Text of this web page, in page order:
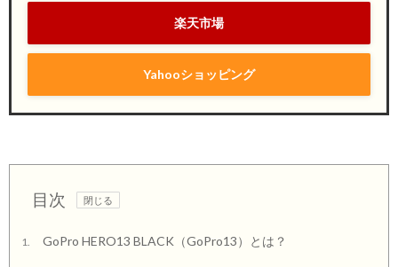
楽天市場
Yahooショッピング
目次
1. GoPro HERO13 BLACK（GoPro13）とは？